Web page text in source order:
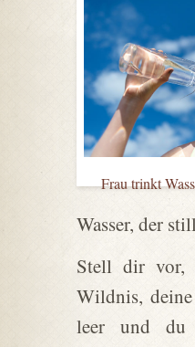
Frau trinkt
Wasser, der
Stell dir vor,
Wildnis, deine
leer und du